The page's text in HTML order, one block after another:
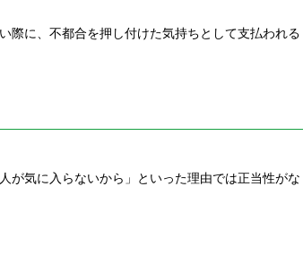
際に、不都合を押し付けた気持ちとして支払われる
が気に入らないから」といった理由では正当性がな